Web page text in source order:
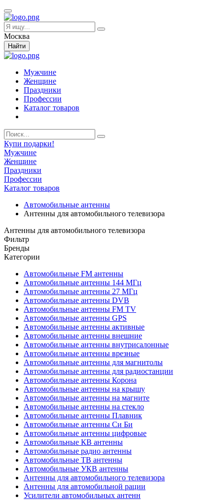
Москва
Найти
Мужчине
Женщине
Праздники
Профессии
Каталог товаров
Купи подарки!
Мужчине
Женщине
Праздники
Профессии
Каталог товаров
Автомобильные антенны
Антенны для автомобильного телевизора
Антенны для автомобильного телевизора
Фильтр
Бренды
Категории
Автомобильные FM антенны
Автомобильные антенны 144 МГц
Автомобильные антенны 27 МГц
Автомобильные антенны DVB
Автомобильные антенны FM TV
Автомобильные антенны GPS
Автомобильные антенны активные
Автомобильные антенны внешние
Автомобильные антенны внутрисалонные
Автомобильные антенны врезные
Автомобильные антенны для магнитолы
Автомобильные антенны для радиостанции
Автомобильные антенны Корона
Автомобильные антенны на крышу
Автомобильные антенны на магните
Автомобильные антенны на стекло
Автомобильные антенны Плавник
Автомобильные антенны Си Би
Автомобильные антенны цифровые
Автомобильные КВ антенны
Автомобильные радио антенны
Автомобильные ТВ антенны
Автомобильные УКВ антенны
Антенны для автомобильного телевизора
Антенны для автомобильной рации
Усилители автомобильных антенн